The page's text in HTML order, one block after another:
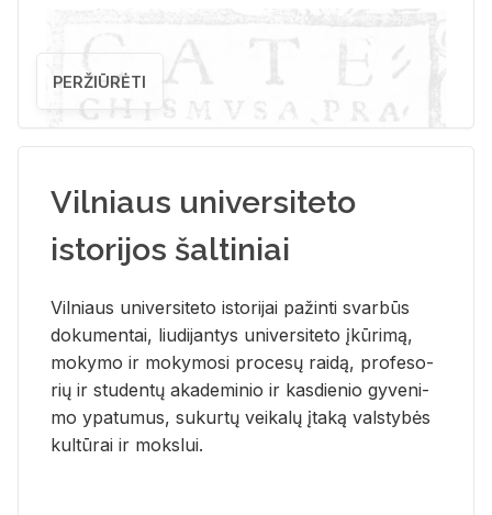
PERŽIŪRĖTI
Vilniaus universiteto
istorijos šaltiniai
Vil­niaus uni­ver­si­te­to is­to­ri­jai pa­žin­ti svar­būs
do­ku­men­tai, liu­di­jan­tys uni­ver­si­te­to įkū­ri­mą,
mo­ky­mo ir mo­ky­mo­si pro­ce­sų rai­dą, pro­fe­so­
rių ir stu­den­tų aka­de­mi­nio ir kas­die­nio gy­ve­ni­
mo ypa­tu­mus, su­kur­tų vei­ka­lų įta­ką vals­ty­bės
kul­tū­rai ir moks­lui.